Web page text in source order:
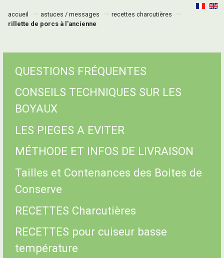
accueil astuces / messages
recettes charcutières
rillette de porcs à l'ancienne
QUESTIONS FRÉQUENTES
CONSEILS TECHNIQUES SUR LES
BOYAUX
LES PIEGES A EVITER
MÉTHODE ET INFOS DE LIVRAISON
Tailles et Contenances des Boites de
Conserve
RECETTES Charcutières
RECETTES pour cuiseur basse
température